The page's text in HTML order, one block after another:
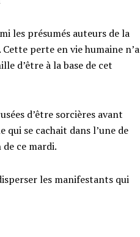
les présumés auteurs de la
perte en vie humaine n’a
d’être à la base de cet
d’être sorcières avant
se cachait dans l’une de
ce mardi.
les manifestants qui